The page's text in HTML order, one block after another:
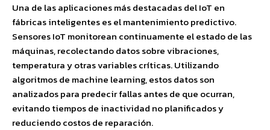
Una de las aplicaciones más destacadas del IoT en
fábricas inteligentes es el mantenimiento predictivo.
Sensores IoT monitorean continuamente el estado de las
máquinas, recolectando datos sobre vibraciones,
temperatura y otras variables críticas. Utilizando
algoritmos de machine learning, estos datos son
analizados para predecir fallas antes de que ocurran,
evitando tiempos de inactividad no planificados y
reduciendo costos de reparación.